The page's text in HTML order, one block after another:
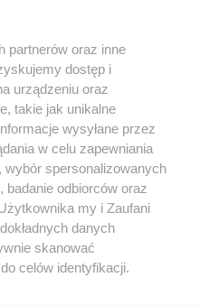
Prywatność
Praca Łódź
partnerów oraz inne
dostęp i
urządzeniu oraz
takie jak unikalne
wysyłane przez
w celu zapewniania
spersonalizowanych
odbiorców oraz
my i Zaufani
danych
skanować
celów identyfikacji.